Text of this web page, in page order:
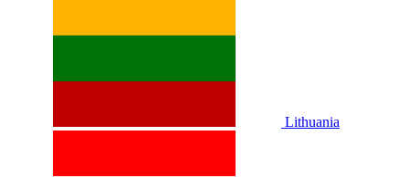
Lithuania